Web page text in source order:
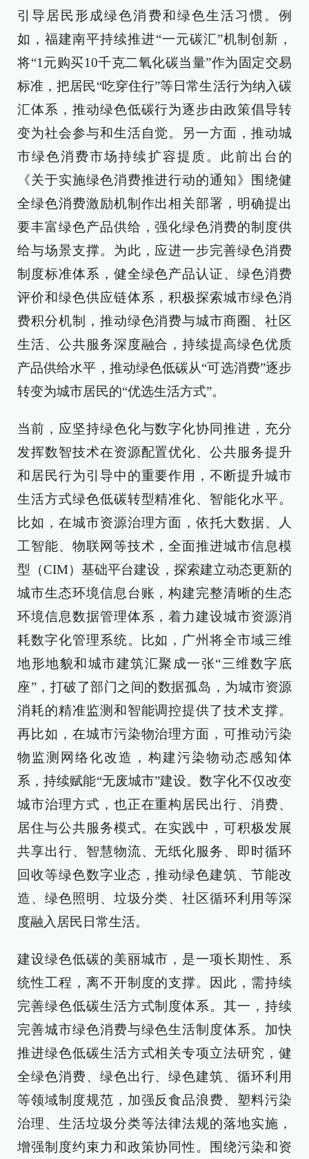
引导居民形成绿色消费和绿色生活习惯。例
如，福建南平持续推进“一元碳汇”机制创新，
将“1元购买10千克二氧化碳当量”作为固定交易
标准，把居民“吃穿住行”等日常生活行为纳入碳
汇体系，推动绿色低碳行为逐步由政策倡导转
变为社会参与和生活自觉。另一方面，推动城
市绿色消费市场持续扩容提质。此前出台的
《关于实施绿色消费推进行动的通知》围绕健
全绿色消费激励机制作出相关部署，明确提出
要丰富绿色产品供给，强化绿色消费的制度供
给与场景支撑。为此，应进一步完善绿色消费
制度标准体系，健全绿色产品认证、绿色消费
评价和绿色供应链体系，积极探索城市绿色消
费积分机制，推动绿色消费与城市商圈、社区
生活、公共服务深度融合，持续提高绿色优质
产品供给水平，推动绿色低碳从“可选消费”逐步
转变为城市居民的“优选生活方式”。
当前，应坚持绿色化与数字化协同推进，充分
发挥数智技术在资源配置优化、公共服务提升
和居民行为引导中的重要作用，不断提升城市
生活方式绿色低碳转型精准化、智能化水平。
比如，在城市资源治理方面，依托大数据、人
工智能、物联网等技术，全面推进城市信息模
型（CIM）基础平台建设，探索建立动态更新的
城市生态环境信息台账，构建完整清晰的生态
环境信息数据管理体系，着力建设城市资源消
耗数字化管理系统。比如，广州将全市域三维
地形地貌和城市建筑汇聚成一张“三维数字底
座”，打破了部门之间的数据孤岛，为城市资源
消耗的精准监测和智能调控提供了技术支撑。
再比如，在城市污染物治理方面，可推动污染
物监测网络化改造，构建污染物动态感知体
系，持续赋能“无废城市”建设。数字化不仅改变
城市治理方式，也正在重构居民出行、消费、
居住与公共服务模式。在实践中，可积极发展
共享出行、智慧物流、无纸化服务、即时循环
回收等绿色数字业态，推动绿色建筑、节能改
造、绿色照明、垃圾分类、社区循环利用等深
度融入居民日常生活。
建设绿色低碳的美丽城市，是一项长期性、系
统性工程，离不开制度的支撑。因此，需持续
完善绿色低碳生活方式制度体系。其一，持续
完善城市绿色消费与绿色生活制度体系。加快
推进绿色低碳生活方式相关专项立法研究，健
全绿色消费、绿色出行、绿色建筑、循环利用
等领域制度规范，加强反食品浪费、塑料污染
治理、生活垃圾分类等法律法规的落地实施，
增强制度约束力和政策协同性。围绕污染和资